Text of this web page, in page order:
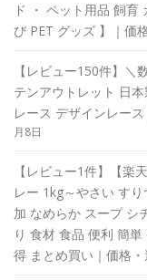
ド ・ ペット用品 飼
び PET グッズ 】｜価
【レビュー150件】＼
テンアウトレット 日
レース デザインレー
月8日
【レビュー1件】【楽
レー 1kg～やさい す
加 なめらか スープ シ
り 食材 食品 便利 簡
得 まとめ買い｜価格